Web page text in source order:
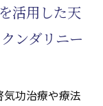
活用した天
ンダリニー
功治療や療法